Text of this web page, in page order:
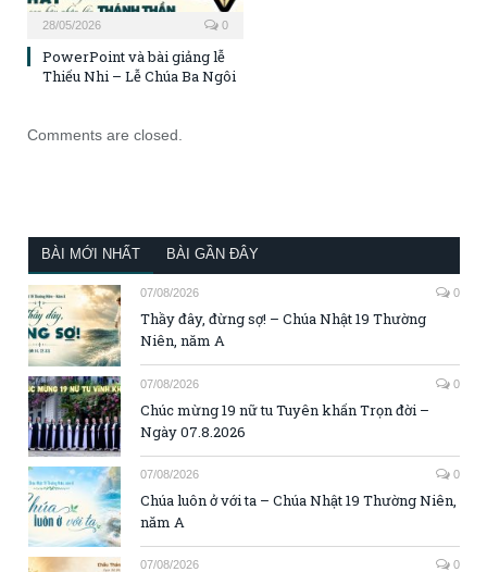
28/05/2026 0
PowerPoint và bài giảng lễ
Thiếu Nhi – Lễ Chúa Ba Ngôi
Comments are closed.
BÀI MỚI NHẤT BÀI GẦN ĐÂY
07/08/2026 0
Thầy đây, đừng sợ! – Chúa Nhật 19 Thường
Niên, năm A
07/08/2026 0
Chúc mừng 19 nữ tu Tuyên khấn Trọn đời –
Ngày 07.8.2026
07/08/2026 0
Chúa luôn ở với ta – Chúa Nhật 19 Thường Niên,
năm A
07/08/2026 0